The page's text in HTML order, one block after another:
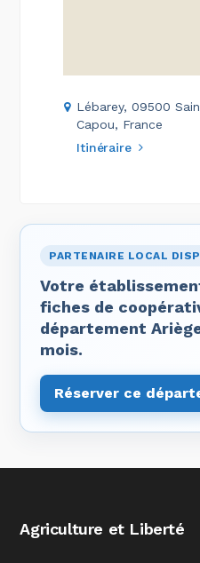
Lébarey, 09500
Capou, France
Itinéraire
PARTENAIRE LOCAL
Votre
fiches de
département
mois.
Réserver ce
Agriculture et Liberté